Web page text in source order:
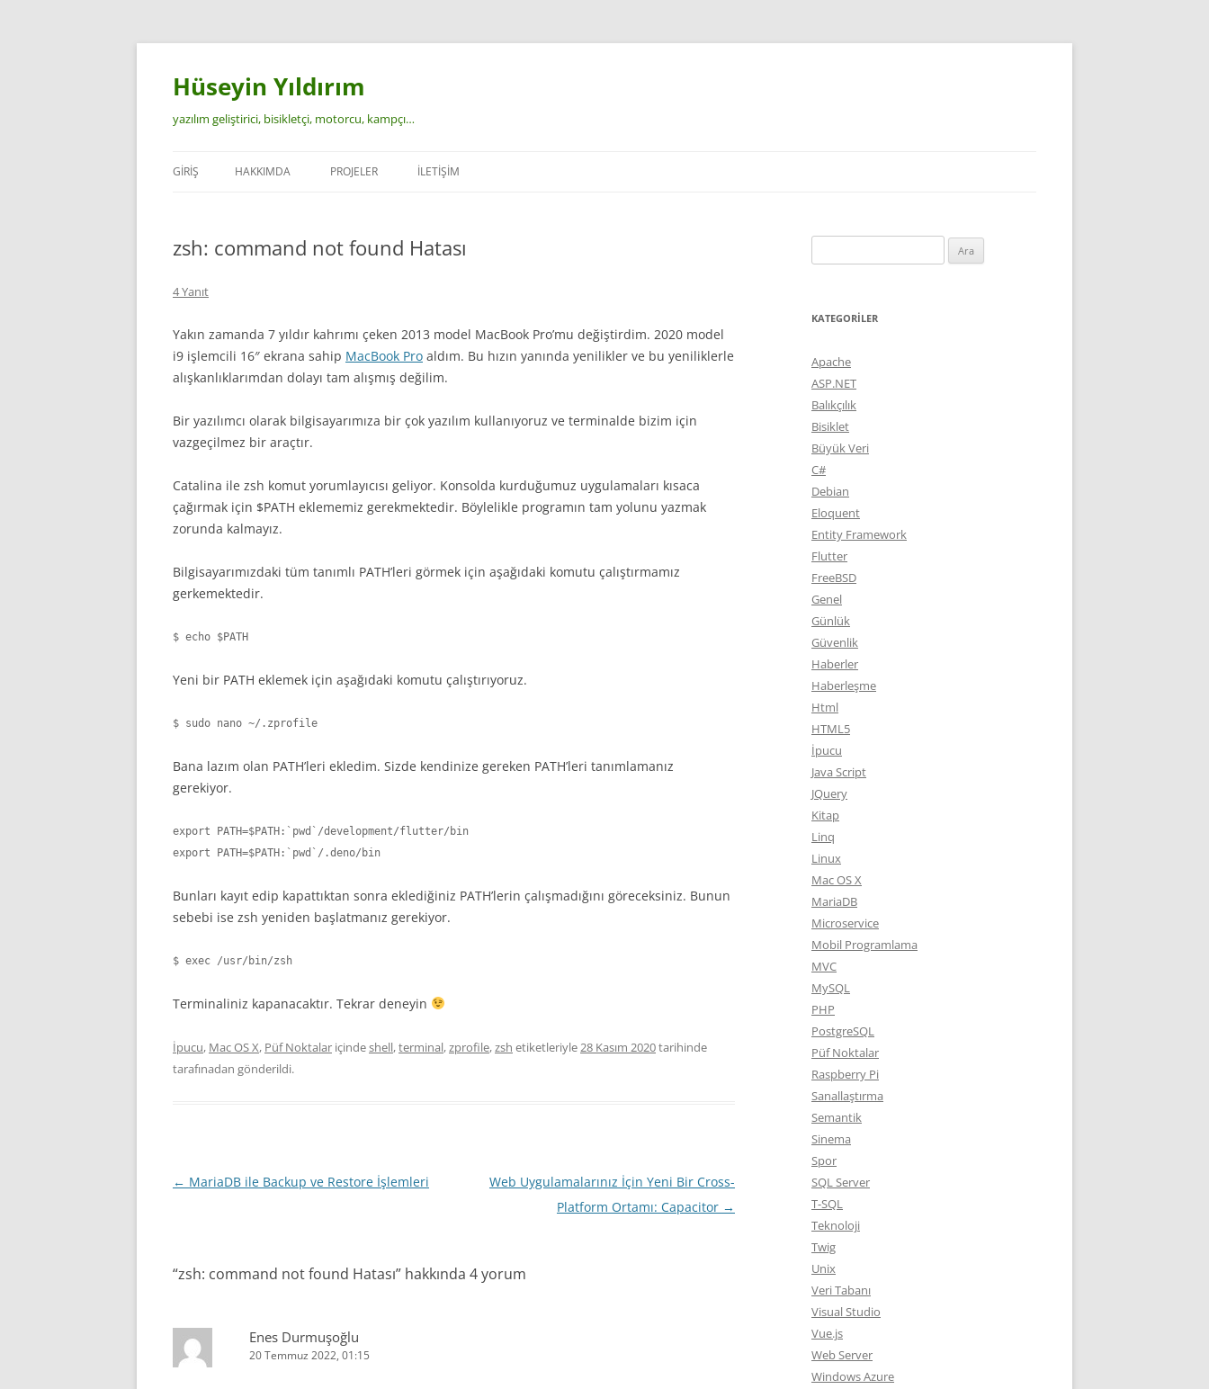
İçeriğe
Hüseyin Yıldırım
yazılım geliştirici, bisikletçi, motorcu, kampçı…
GIRIŞ HAKKIMDA PROJELER İLETIŞIM
zsh: command not found Hatası
4 Yanıt
Yakın zamanda 7 yıldır kahrımı çeken 2013 model MacBook Pro’mu değiştirdim. 2020 model
i9 işlemcili 16″ ekrana sahip MacBook Pro aldım. Bu hızın yanında yenilikler ve bu yeniliklerle
alışkanlıklarımdan dolayı tam alışmış değilim.
Bir yazılımcı olarak bilgisayarımıza bir çok yazılım kullanıyoruz ve terminalde bizim için
vazgeçilmez bir araçtır.
Catalina ile zsh komut yorumlayıcısı geliyor. Konsolda kurduğumuz uygulamaları kısaca
çağırmak için $PATH eklememiz gerekmektedir. Böylelikle programın tam yolunu yazmak
zorunda kalmayız.
Bilgisayarımızdaki tüm tanımlı PATH’leri görmek için aşağıdaki komutu çalıştırmamız
gerkemektedir.
$ echo $PATH
Yeni bir PATH eklemek için aşağıdaki komutu çalıştırıyoruz.
$ sudo nano ~/.zprofile
Bana lazım olan PATH’leri ekledim. Sizde kendinize gereken PATH’leri tanımlamanız
gerekiyor.
export PATH=$PATH:`pwd`/development/flutter/bin
export PATH=$PATH:`pwd`/.deno/bin
Bunları kayıt edip kapattıktan sonra eklediğiniz PATH’lerin çalışmadığını göreceksiniz. Bunun
sebebi ise zsh yeniden başlatmanız gerekiyor.
$ exec /usr/bin/zsh
Terminaliniz kapanacaktır. Tekrar deneyin
İpucu, Mac OS X, Püf Noktalar içindeshell,terminal,zprofile,zsh etiketleriyle28 Kasım 2020tarihinde
tarafınadan gönderildi.
Yazı
← MariaDB ile Backup ve Restore İşlemleri
Web Uygulamalarınız İçin Yeni Bir Cross-
Platform Ortamı: Capacitor →
“zsh: command not found Hatası” hakkında 4 yorum
Enes Durmuşoğlu
20 Temmuz 2022, 01:15
KATEGORILER
Apache
ASP.NET
Balıkçılık
Bisiklet
Büyük Veri
C#
Debian
Eloquent
Entity Framework
Flutter
FreeBSD
Genel
Günlük
Güvenlik
Haberler
Haberleşme
Html
HTML5
İpucu
Java Script
JQuery
Kitap
Linq
Linux
Mac OS X
MariaDB
Microservice
Mobil Programlama
MVC
MySQL
PHP
PostgreSQL
Püf Noktalar
Raspberry Pi
Sanallaştırma
Semantik
Sinema
Spor
SQL Server
T-SQL
Teknoloji
Twig
Unix
Veri Tabanı
Visual Studio
Vue.js
Web Server
Windows Azure